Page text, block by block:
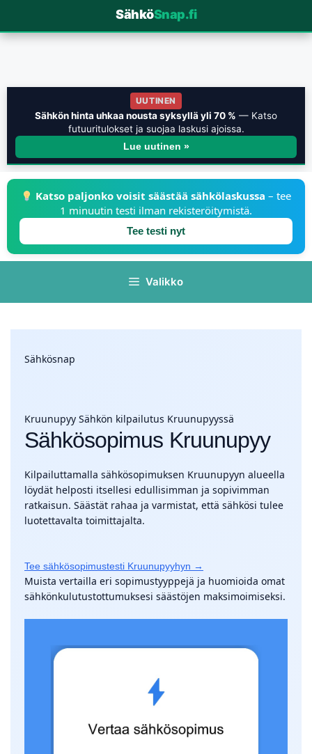
SähköSnap.fi
UUTINEN
Sähkön hinta uhkaa nousta syksyllä yli 70 % — Katso
futuuritulokset ja suojaa laskusi ajoissa.
Lue uutinen »
Katso paljonko voisit säästää sähkölaskussa – tee
1 minuutin testi ilman rekisteröitymistä.
Tee testi nyt
Valikko
Sähkösnap
Kruunupyy Sähkön kilpailutus Kruunupyyssä
Sähkösopimus Kruunupyy
Kilpailuttamalla sähkösopimuksen Kruunupyyn alueella
löydät helposti itsellesi edullisimman ja sopivimman
ratkaisun. Säästät rahaa ja varmistat, että sähkösi tulee
luotettavalta toimittajalta.
Tee sähkösopimustesti Kruunupyyhyn →
Muista vertailla eri sopimustyyppejä ja huomioida omat
sähkönkulutustottumuksesi säästöjen maksimoimiseksi.